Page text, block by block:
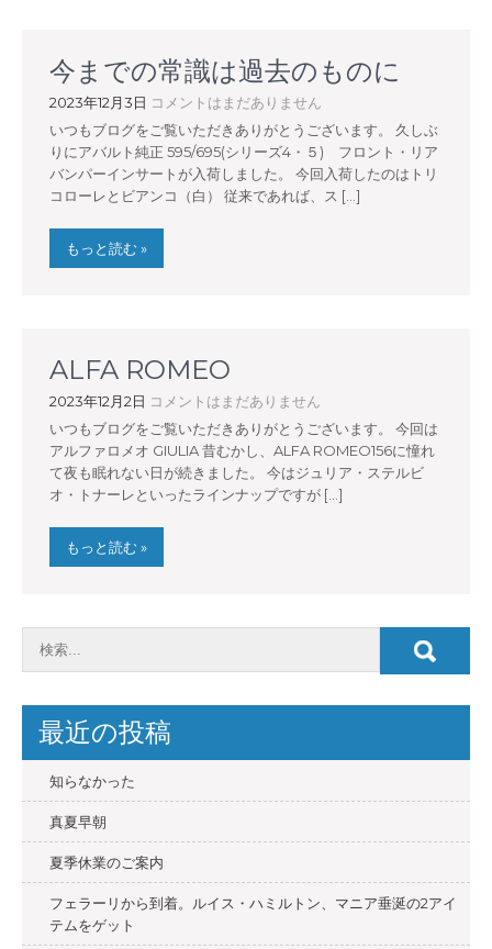
今までの常識は過去のものに
2023年12月3日 コメントはまだありません
いつもブログをご覧いただきありがとうございます。 久しぶ
りにアバルト純正 595/695(シリーズ4・５) フロント・リア
バンパーインサートが入荷しました。 今回入荷したのはトリ
コローレとビアンコ（白） 従来であれば、ス […]
もっと読む »
ALFA ROMEO
2023年12月2日 コメントはまだありません
いつもブログをご覧いただきありがとうございます。 今回は
アルファロメオ GIULIA 昔むかし、ALFA ROMEO156に憧れ
て夜も眠れない日が続きました。 今はジュリア・ステルビ
オ・トナーレといったラインナップですが […]
もっと読む »
最近の投稿
知らなかった
真夏早朝
夏季休業のご案内
フェラーリから到着。ルイス・ハミルトン、マニア垂涎の2アイ
テムをゲット